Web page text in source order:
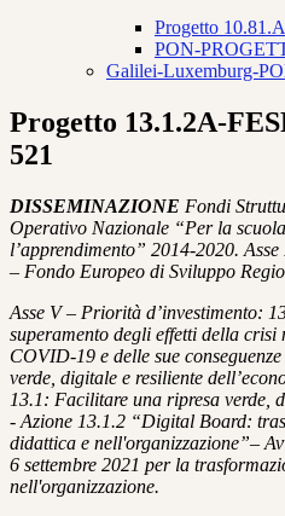
Progetto
PON-
Galilei-Luxemburg-
Progetto 13.1.2A-
521
DISSEMINAZIONE Fondi
Operativo Nazionale “Per la
l’apprendimento” 2014-2020.
– Fondo Europeo di Sviluppo
Asse V – Priorità d’investimento:
superamento degli effetti della crisi
COVID-19 e delle sue
verde, digitale e resiliente
13.1: Facilitare una ripresa verde,
- Azione 13.1.2 “Digital Board:
didattica e nell'organizzazione”–
6 settembre 2021 per la
nell'organizzazione.